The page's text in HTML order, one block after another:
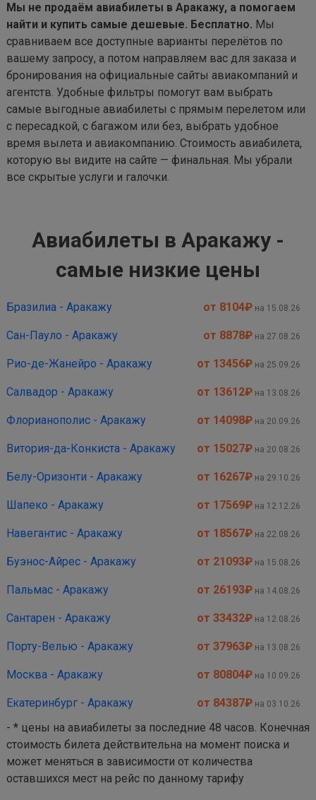
Мы не продаём авиабилеты в Аракажу, а помогаем
найти и купить самые дешевые. Бесплатно. Мы
сравниваем все доступные варианты перелётов по
вашему запросу, а потом направляем вас для заказа и
бронирования на официальные сайты авиакомпаний и
агентств. Удобные фильтры помогут вам выбрать
самые выгодные авиабилеты с прямым перелетом или
с пересадкой, с багажом или без, выбрать удобное
время вылета и авиакомпанию. Стоимость авиабилета,
которую вы видите на сайте — финальная. Мы убрали
все скрытые услуги и галочки.
Авиабилеты в Аракажу -
самые низкие цены
Бразилиа - Аракажу от 8104₽ на 15.08.26
Сан-Пауло - Аракажу от 8878₽ на 27.08.26
Рио-де-Жанейро - Аракажу от 13456₽ на 25.09.26
Салвадор - Аракажу от 13612₽ на 13.08.26
Флорианополис - Аракажу от 14098₽ на 20.09.26
Витория-да-Конкиста - Аракажу от 15027₽ на 20.08.26
Белу-Оризонти - Аракажу от 16267₽ на 29.10.26
Шапеко - Аракажу от 17569₽ на 12.12.26
Навегантис - Аракажу от 18567₽ на 22.08.26
Буэнос-Айрес - Аракажу от 21093₽ на 15.08.26
Пальмас - Аракажу от 26193₽ на 14.08.26
Сантарен - Аракажу от 33432₽ на 12.08.26
Порту-Велью - Аракажу от 37963₽ на 13.08.26
Москва - Аракажу от 80804₽ на 10.09.26
Екатеринбург - Аракажу от 84387₽ на 03.10.26
- * цены на авиабилеты за последние 48 часов. Конечная
стоимость билета действительна на момент поиска и
может меняться в зависимости от количества
оставшихся мест на рейс по данному тарифу